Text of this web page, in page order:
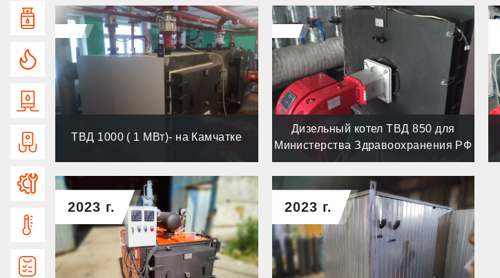
Газовые котлы
Дизельные котлы
Водотрубные котлы
Котельные установки
Услуги
Тепловые пункты
Опросные листы
ТВД 1000 ( 1 МВт)- на Камчатке
Дизельный котел ТВД 850 для
Министерства Здравоохранения РФ
2023 г. 2023 г.